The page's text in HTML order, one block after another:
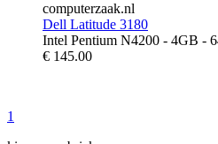
computerzaak.nl
Dell Latitude 3180
Intel Pentium N4200 - 4GB -
€ 145.00
1